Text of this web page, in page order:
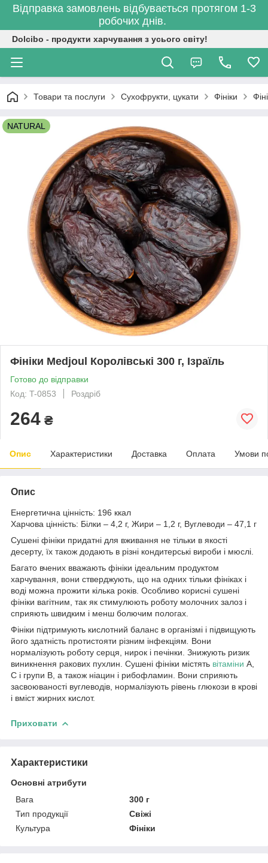
Відправка замовлень відбувається протягом 1-3
робочих днів.
Dolcibo - продукти харчування з усього світу!
Товари та послуги Сухофрукти, цукати Фініки
NATURAL
Фініки Medjoul Королівські 300 г, Ізраїль
Готово до відправки
Код: T-0853
Роздріб
264 ₴
Опис Характеристики Доставка Оплата Умови
Опис
Енергетична цінність: 196 ккал
Харчова цінність: Білки – 4,2 г, Жири – 1,2 г, Вуглеводи – 47,1 г
Сушені фініки придатні для вживання не тільки в якості
десерту, їх також додають в різні кондитерські вироби і мюслі.
Багато вчених вважають фініки ідеальним продуктом
харчування, вони стверджують, що на одних тільки фініках і
воді можна прожити кілька років. Особливо корисні сушені
фініки вагітним, так як стимулюють роботу молочних залоз і
сприяють швидким і менш болючим пологах.
Фініки підтримують кислотний баланс в організмі і підвищують
його здатність протистояти різним інфекціям
Вони
нормалізують роботу серця, нирок і печінки. Знижують ризик
виникнення ракових пухлин. Сушені фініки містять вітаміни А,
С і групи B, а також ніацин і рибофламин. Вони сприяють
засвоюваності вуглеводів, нормалізують рівень глюкози в крові
і вміст жирних кислот.
Приховати
Характеристики
Основні атрибути
Вага
300 г
Тип продукції
Свіжі
Культура
Фініки